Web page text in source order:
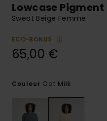
Lowcase Pigment
Sweat Beige Femme
ECO-BONUS
65,00 €
Couleur Oat Milk